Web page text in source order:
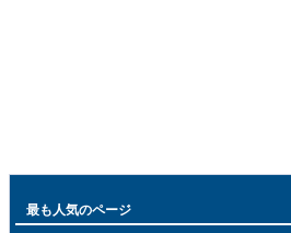
最も人気のページ